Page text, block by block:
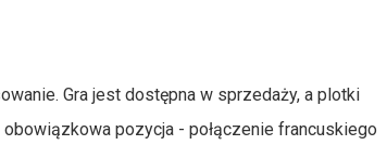
Gra jest dostępna w sprzedaży, a plotki
pozycja - połączenie francuskiego